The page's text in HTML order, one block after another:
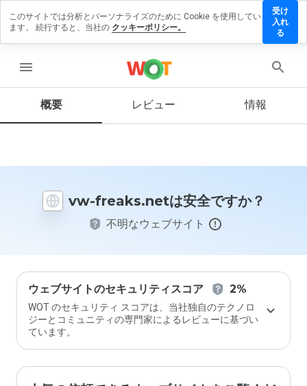
menu
概要 レビュー 情報
vw-freaks.netは安全ですか？
不明なウェブサイト
ウェブサイトのセキュリティスコア 2%
WOT のセキュリティ スコアは、当社独自のテクノロ
ジーとコミュニティの専門家によるレビューに基づい
ています。
ビュ
ブサ
に評
価し
ます
か？
このサイトでは分析とパーソナライズのために Cookie を使用してい
ます。 続行すると、当社の クッキーポリシー。
受け
入れ
る